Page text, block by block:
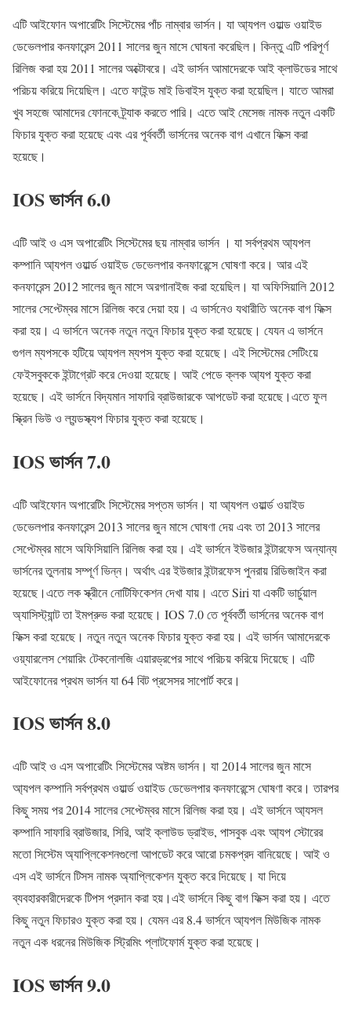
এটি আইফোন অপারেটিং সিস্টেমের পাঁচ নাম্বার ভার্সন। যা আ্যপল ওয়াল্ড ওয়াইড
ডেভেলপার কনফারেন্স 2011 সালের জুন মাসে ঘোষনা করেছিল। কিন্তু এটি পরিপূর্ণ
রিলিজ করা হয় 2011 সালের অক্টোবরে। এই ভার্সন আমাদেরকে আই ক্লাউডের সাথে
পরিচয় করিয়ে দিয়েছিল। এতে ফাইন্ড মাই ডিবাইস যুক্ত করা হয়েছিল। যাতে আমরা
খুব সহজে আমাদের ফোনকে ট্র্যাক করতে পারি। এতে আই মেসেজ নামক নতুন একটি
ফিচার যুক্ত করা হয়েছে এবং এর পূর্ববর্তী ভার্সনের অনেক বাগ এখানে ফিক্স করা
হয়েছে।
IOS ভার্সন 6.0
এটি আই ও এস অপারেটিং সিস্টেমের ছয় নাম্বার ভার্সন । যা সর্বপ্রথম আ্যপল
কম্পানি আ্যপল ওয়ার্ল্ড ওয়াইড ডেভেলপার কনফারেন্সে ঘোষণা করে। আর এই
কনফারেন্স 2012 সালের জুন মাসে অরগানাইজ করা হয়েছিল। যা অফিসিয়ালি 2012
সালের সেপ্টেম্বর মাসে রিলিজ করে দেয়া হয়। এ ভার্সনেও যথারীতি অনেক বাগ ফিক্স
করা হয়। এ ভার্সনে অনেক নতুন নতুন ফিচার যুক্ত করা হয়েছে। যেযন এ ভার্সনে
গুগল ম্যপসকে হটিয়ে আ্যপল ম্যপস যুক্ত করা হয়েছে। এই সিস্টেমের সেটিংয়ে
ফেইসবুককে ইন্টাগ্রেট করে দেওয়া হয়েছে। আই পেডে ক্লক আ্যপ যুক্ত করা
হয়েছে। এই ভার্সনে বিদ্যমান সাফারি ব্রাউজারকে আপডেট করা হয়েছে।এতে ফুল
স্ক্রিন ভিউ ও ল্যন্ডস্ক্যপ ফিচার যুক্ত করা হয়েছে।
IOS ভার্সন 7.0
এটি আইফোন অপারেটিং সিস্টেমের সপ্তম ভার্সন। যা আ্যপল ওয়ার্ল্ড ওয়াইড
ডেভেলপার কনফারেন্স 2013 সালের জুন মাসে ঘোষণা দেয় এবং তা 2013 সালের
সেপ্টেম্বর মাসে অফিসিয়ালি রিলিজ করা হয়। এই ভার্সনে ইউজার ইন্টারফেস অন্যান্য
ভার্সনের তুলনায় সম্পূর্ণ ভিন্ন। অর্থাৎ এর ইউজার ইন্টারফেস পুনরায় রিডিজাইন করা
হয়েছে।এতে লক স্ক্রীনে নোটিফিকেশন দেখা যায়। এতে Siri যা একটি ভার্চুয়াল
অ্যাসিস্ট্যান্ট তা ইমপ্রুভ করা হয়েছে। IOS 7.0 তে পূর্ববর্তী ভার্সনের অনেক বাগ
ফিক্স করা হয়েছে। নতুন নতুন অনেক ফিচার যুক্ত করা হয়। এই ভার্সন আমাদেরকে
ওয়্যারলেস শেয়ারিং টেকনোলজি এয়ারড্রপের সাথে পরিচয় করিয়ে দিয়েছে। এটি
আইফোনের প্রথম ভার্সন যা 64 বিট প্রসেসর সাপোর্ট করে।
IOS ভার্সন 8.0
এটি আই ও এস অপারেটিং সিস্টেমের অষ্টম ভার্সন। যা 2014 সালের জুন মাসে
আ্যপল কম্পানি সর্বপ্রথম ওয়ার্ল্ড ওয়াইড ডেভেলপার কনফারেন্সে ঘোষণা করে। তারপর
কিছু সময় পর 2014 সালের সেপ্টেম্বর মাসে রিলিজ করা হয়। এই ভার্সনে আ্যসল
কম্পানি সাফারি ব্রাউজার, সিরি, আই ক্লাউড ড্রাইভ, পাসবুক এবং আ্যপ স্টোরের
মতো সিস্টেম অ্যাপ্লিকেশনগুলো আপডেট করে আরো চমকপ্রদ বানিয়েছে। আই ও
এস এই ভার্সনে টিসস নামক অ্যাপ্লিকেশন যুক্ত করে দিয়েছে। যা দিয়ে
ব্যবহারকারীদেরকে টিপস প্রদান করা হয়।এই ভার্সনে কিছু বাগ ফিক্স করা হয়। এতে
কিছু নতুন ফিচারও যুক্ত করা হয়। যেমন এর 8.4 ভার্সনে আ্যপল মিউজিক নামক
নতুন এক ধরনের মিউজিক স্ট্রিমিং প্লাটফোর্ম যুক্ত করা হয়েছে।
IOS ভার্সন 9.0